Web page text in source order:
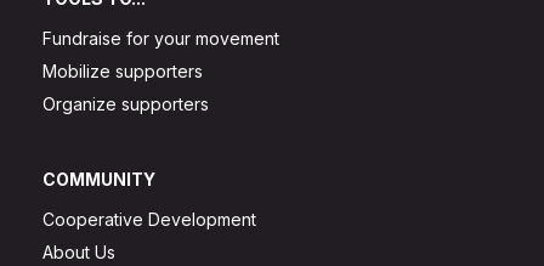
Fundraise for your movement
Mobilize supporters
Organize supporters
COMMUNITY
Cooperative Development
About Us